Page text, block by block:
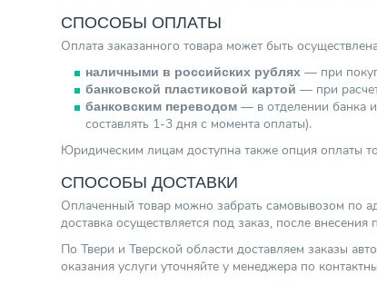
СПОСОБЫ ОПЛАТЫ
Оплата заказанного товара может быть
наличными в российских рублях — при
банковской пластиковой картой — при
банковским переводом — в отделении банка
составлять 1-3 дня с момента оплаты).
Юридическим лицам доступна также опция оплаты
СПОСОБЫ ДОСТАВКИ
Оплаченный товар можно забрать самовывозом по
доставка осуществляется под заказ, после
По Твери и Тверской области доставляем заказы
оказания услуги уточняйте у менеджера по